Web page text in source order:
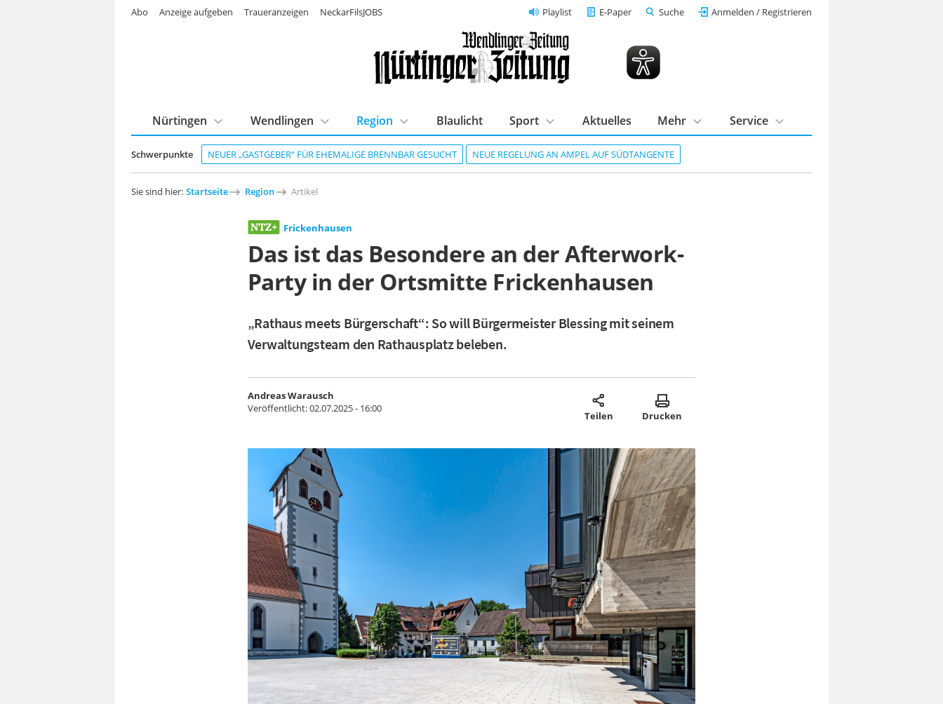
Playlist E-Paper Suche Anmelden / Registrieren
Schwerpunkte NEUER „GASTGEBER“ FÜR EHEMALIGE BRENNBAR GESUCHT NEUE REGELUNG AN AMPEL AUF SÜDTANGENTE
Nürtingen Wendlingen Region Blaulicht Sport Aktuelles Mehr Service
Abo Anzeige aufgeben Traueranzeigen NeckarFilsJOBS
Sie sind hier: Startseite Region Artikel
Frickenhausen
Das ist das Besondere an der Afterwork-
Party in der Ortsmitte Frickenhausen
„Rathaus meets Bürgerschaft“: So will Bürgermeister Blessing mit seinem
Verwaltungsteam den Rathausplatz beleben.
Andreas Warausch
Veröffentlicht:02.07.2025 - 16:00
Teilen Drucken